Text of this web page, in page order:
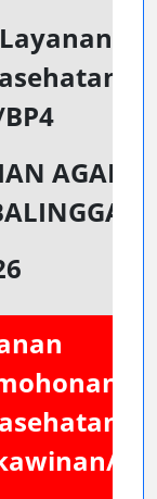
AGAMA